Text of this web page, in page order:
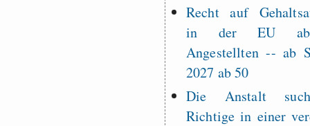
Recht auf
in der EU
Angestellten -- ab
2027 ab 50
Die Anstalt
Richtige in einer